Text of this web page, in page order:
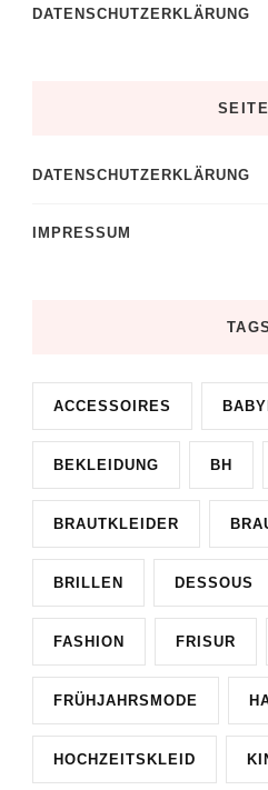
DATENSCHUTZERKLÄRUNG
DATENSCHUTZERKLÄRUNG
IMPRESSUM
TAGS
ACCESSOIRES
BEKLEIDUNG BH
BRAUTKLEIDER
BRILLEN DESSOUS
FASHION FRISUR
FRÜHJAHRSMODE
HOCHZEITSKLEID